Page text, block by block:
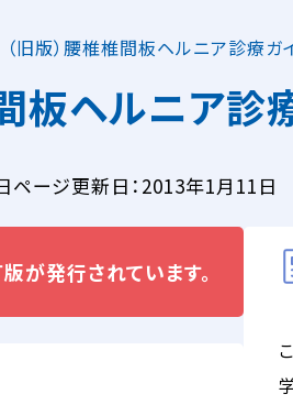
（旧版）腰椎椎間板ヘルニア診療ガ
板ヘルニア診
ページ更新日：2013年1月11日
が発行されています。